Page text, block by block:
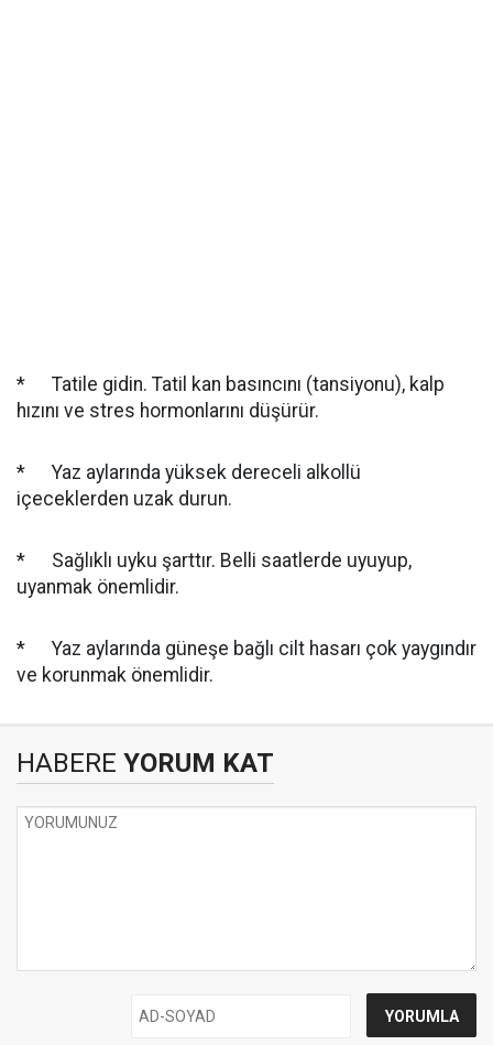
* Tatile gidin. Tatil kan basıncını (tansiyonu), kalp
hızını ve stres hormonlarını düşürür.
* Yaz aylarında yüksek dereceli alkollü
içeceklerden uzak durun.
* Sağlıklı uyku şarttır. Belli saatlerde uyuyup,
uyanmak önemlidir.
* Yaz aylarında güneşe bağlı cilt hasarı çok yaygındır
ve korunmak önemlidir.
HABERE YORUM KAT